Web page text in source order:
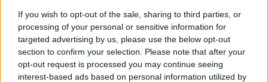
If you wish to opt-out of the sale, sharing to third parties, or
processing of your personal or sensitive information for
targeted advertising by us, please use the below opt-out
section to confirm your selection. Please note that after your
opt-out request is processed you may continue seeing
interest-based ads based on personal information utilized by